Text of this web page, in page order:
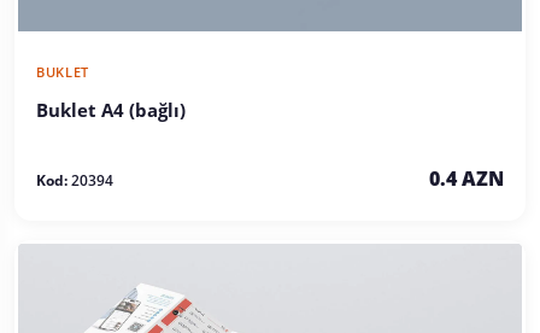
BUKLET
Buklet A4 (bağlı)
Kod:20394 0.4 AZN